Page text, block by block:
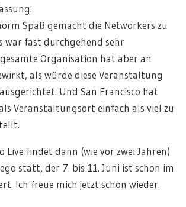
Spaß gemacht die Networkers zu
war fast durchgehend sehr
Organisation hat aber an
als würde diese Veranstaltung
Und San Francisco hat
Veranstaltungsort einfach als viel zu
Live findet dann (wie vor zwei Jahren)
statt, der 7. bis 11. Juni ist schon im
Ich freue mich jetzt schon wieder.